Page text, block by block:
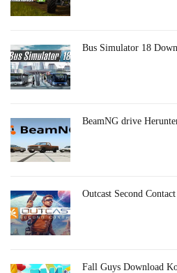
Bus Simulator 18
BeamNG drive
Outcast Second
Fall Guys Download